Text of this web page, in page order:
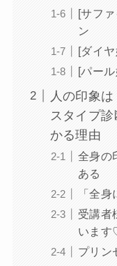
[サフ
ン
[ダイ
[パー
人の印象
スタイプ
かる理由
全身の
ある
「全
受講者
います
プリン